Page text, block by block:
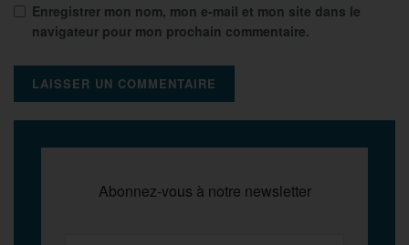
Enregistrer mon nom, mon e-mail et mon site dans le
navigateur pour mon prochain commentaire.
Abonnez-vous à notre newsletter